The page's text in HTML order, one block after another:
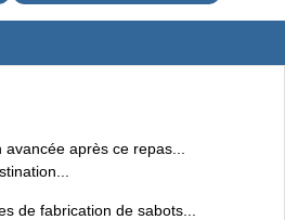
après ce repas...
de fabrication de sabots...